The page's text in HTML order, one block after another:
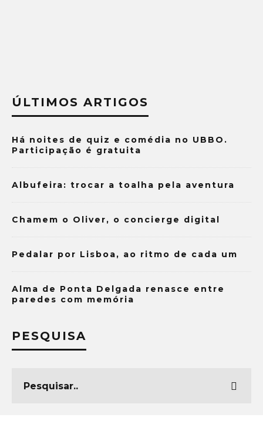
ÚLTIMOS ARTIGOS
Há noites de quiz e comédia no UBBO.
Participação é gratuita
Albufeira: trocar a toalha pela aventura
Chamem o Oliver, o concierge digital
Pedalar por Lisboa, ao ritmo de cada um
Alma de Ponta Delgada renasce entre
paredes com memória
PESQUISA